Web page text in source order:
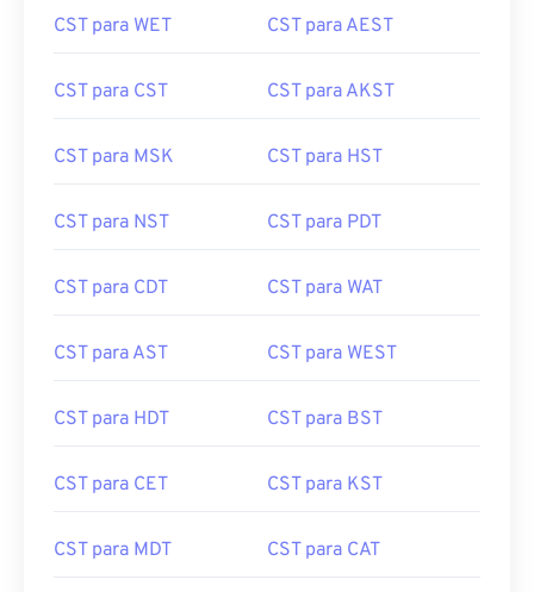
CST para WET CST para AEST
CST para CST CST para AKST
CST para MSK CST para HST
CST para NST CST para PDT
CST para CDT CST para WAT
CST para AST CST para WEST
CST para HDT CST para BST
CST para CET CST para KST
CST para MDT CST para CAT